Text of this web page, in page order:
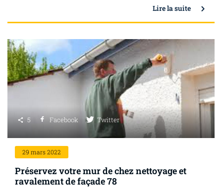
Lire la suite
5 Facebook Twitter
29 mars 2022
Préservez votre mur de chez nettoyage et
ravalement de façade 78